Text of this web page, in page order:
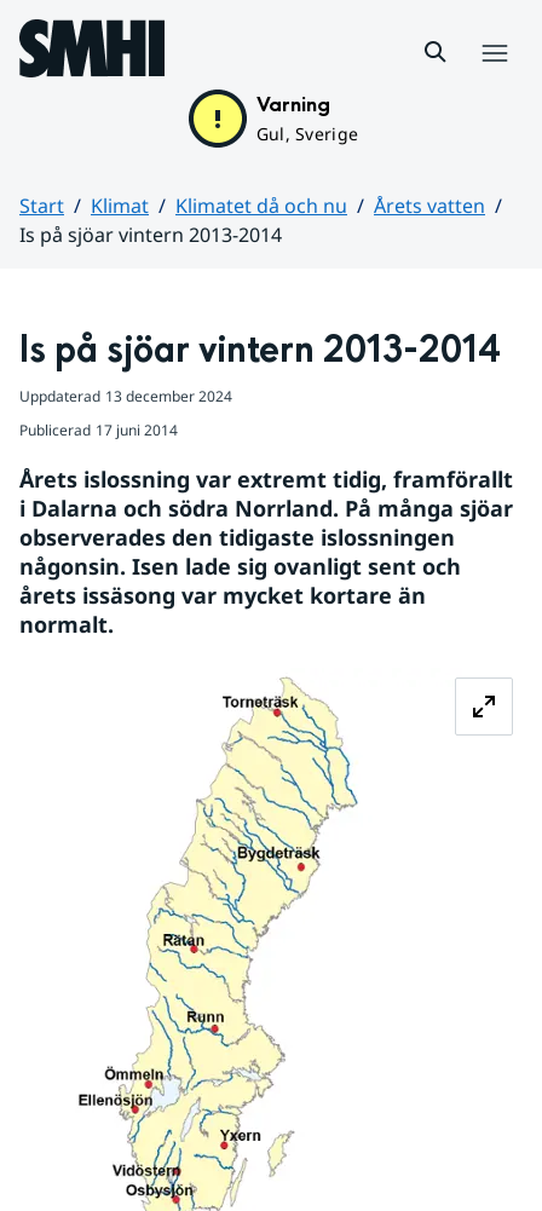
Hoppa till sidans innehåll
Varning
Gul, Sverige
Start Klimat Klimatet då och nu
Årets vatten
Is på sjöar vintern 2013-2014
Is på sjöar vintern 2013-2014
Uppdaterad 13 december 2024
Publicerad 17 juni 2014
Årets islossning var extremt tidig, framförallt
i Dalarna och södra Norrland. På många sjöar
observerades den tidigaste islossningen
någonsin. Isen lade sig ovanligt sent och
årets issäsong var mycket kortare än
normalt.